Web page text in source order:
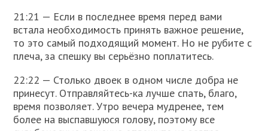
21:21 — Если в последнее время перед вами
встала необходимость принять важное решение,
то это самый подходящий момент. Но не рубите с
плеча, за спешку вы серьёзно поплатитесь.
22:22 — Столько двоек в одном числе добра не
принесут. Отправляйтесь-ка лучше спать, благо,
время позволяет. Утро вечера мудренее, тем
более на выспавшуюся голову, поэтому все